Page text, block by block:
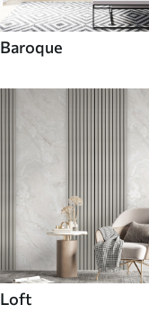
Baroque
Loft